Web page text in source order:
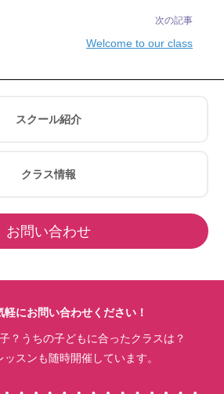
次の記事
Welcome to our class
スクール紹介
クラス情報
お問い合わせ
軽にお問い合わせください！
？うちの子どもに合ったクラスは？
ッスンも随時開催しています。